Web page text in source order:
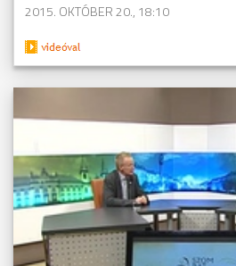
2015. OKTÓBER 20., 18:10